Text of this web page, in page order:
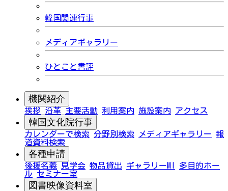
韓国関連行事
メディアギャラリー
ひとこと書評
機関紹介
挨拶 沿革 主要活動 利用案内 施設案内 アクセス
韓国文化院行事
カレンダーで検索 分野別検索 メディアギャラリー 報
道資料検索
各種申請
後援名義 見学会 物品貸出 ギャラリーMI
多目的ホー
ル セミナー室
図書映像資料室